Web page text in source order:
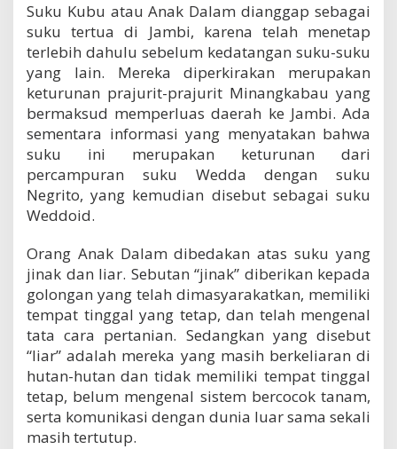
Suku Kubu atau Anak Dalam dianggap sebagai
suku tertua di Jambi, karena telah menetap
terlebih dahulu sebelum kedatangan suku-suku
yang lain. Mereka diperkirakan merupakan
keturunan prajurit-prajurit Minangkabau yang
bermaksud memperluas daerah ke Jambi. Ada
sementara informasi yang menyatakan bahwa
suku ini merupakan keturunan dari
percampuran suku Wedda dengan suku
Negrito, yang kemudian disebut sebagai suku
Weddoid.
Orang Anak Dalam dibedakan atas suku yang
jinak dan liar. Sebutan “jinak” diberikan kepada
golongan yang telah dimasyarakatkan, memiliki
tempat tinggal yang tetap, dan telah mengenal
tata cara pertanian. Sedangkan yang disebut
“liar” adalah mereka yang masih berkeliaran di
hutan-hutan dan tidak memiliki tempat tinggal
tetap, belum mengenal sistem bercocok tanam,
serta komunikasi dengan dunia luar sama sekali
masih tertutup.